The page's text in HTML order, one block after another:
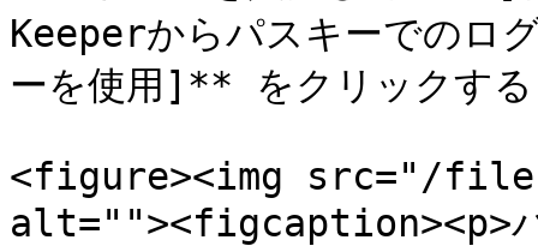
Keeperからパスキーでのロ
ーを使用]** をクリックする
<figure><img src="/files/
alt=""><figcaption><p>パ